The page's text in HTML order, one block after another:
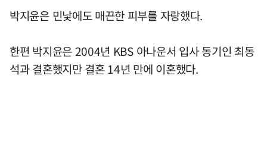
박지윤은 민낯에도 매끈한 피부를 자랑했다.
한편 박지윤은 2004년 KBS 아나운서 입사 동기인 최동
석과 결혼했지만 결혼 14년 만에 이혼했다.